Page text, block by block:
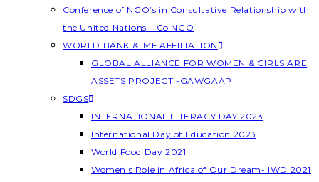
Conference of NGO’s in Consultative Relationship with
the United Nations – Co NGO
WORLD BANK & IMF AFFILIATION
GLOBAL ALLIANCE FOR WOMEN & GIRLS ARE
ASSETS PROJECT -GAWGAAP
SDGS
INTERNATIONAL LITERACY DAY 2023
International Day of Education 2023
World Food Day 2021
Women’s Role in Africa of Our Dream- IWD 2021